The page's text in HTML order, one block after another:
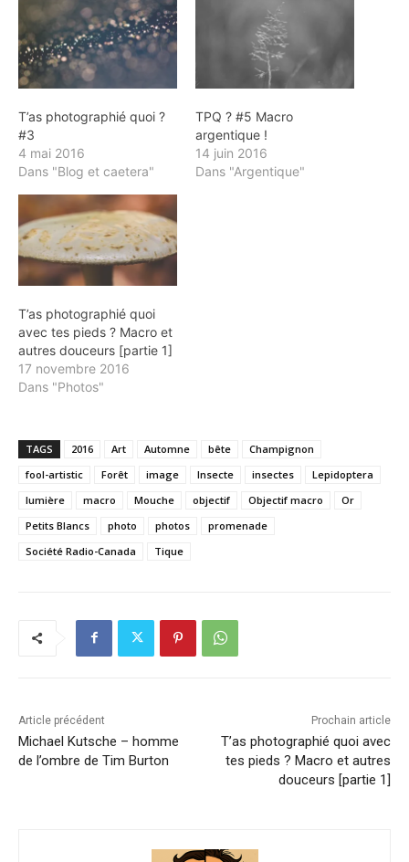
T’as photographié quoi ?
#3
4 mai 2016
Dans "Blog et caetera"
TPQ ? #5 Macro
argentique !
14 juin 2016
Dans "Argentique"
T’as photographié quoi
avec tes pieds ? Macro et
autres douceurs [partie 1]
17 novembre 2016
Dans "Photos"
TAGS 2016 Art Automne bête
Champignon
fool-artistic
Forêt image Insecte insectes
Lepidoptera
lumière
macro Mouche objectif Objectif macro
Or
Petits Blancs
photo photos
promenade
Société Radio-Canada
Tique
Article précédent
Michael Kutsche – homme
de l’ombre de Tim Burton
Prochain article
T’as photographié quoi avec
tes pieds ? Macro et autres
douceurs [partie 1]